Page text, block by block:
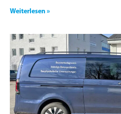
Weiterlesen »